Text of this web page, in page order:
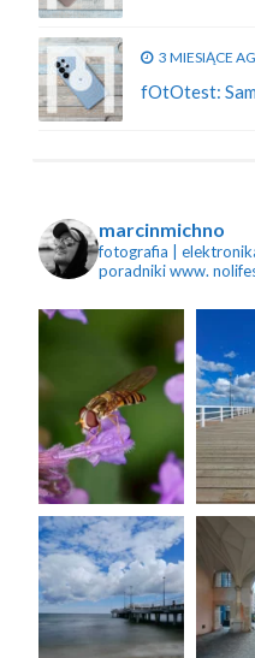
3 MIESIĄCE
fOtOtest:
marcinmichno
fotografia |
poradnikiwww.